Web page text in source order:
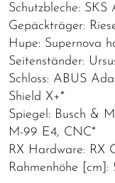
Schutzbleche: SKS
Gepäckträger:
Hupe: Supernova
Seitenständer:
Schloss: ABUS
Shield X+*
Spiegel: Busch &
M-99 E4, CNC*
RX Hardware: RX
Rahmenhöhe [cm]: